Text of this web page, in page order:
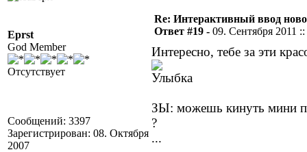
Eprst
God Member
Отсутствует
Сообщений: 3397
Зарегистрирован: 08. Октября
2007
Re: Интерактивный ввод
Ответ #19 - 09. Сентября 2011
Интересно, тебе за эти
ЗЫ: можешь кинуть мини
?
...